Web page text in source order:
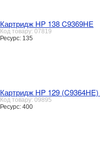
Картридж HP 138 C9369HE
Код товару: 07819
Ресурс: 135
Картридж HP 129
Код товару: 09895
Ресурс: 400